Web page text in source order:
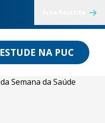
ESTUDE NA PUC